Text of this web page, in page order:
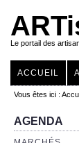
Le portail des
ACCUEIL
Vous êtes ici :
AGENDA